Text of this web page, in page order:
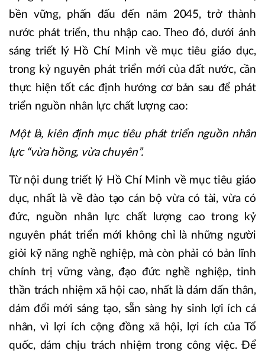
bền vững, phấn đấu đến năm 2045, trở thành
nước phát triển, thu nhập cao. Theo đó, dưới ánh
sáng triết lý Hồ Chí Minh về mục tiêu giáo dục,
trong kỷ nguyên phát triển mới của đất nước, cần
thực hiện tốt các định hướng cơ bản sau để phát
triển nguồn nhân lực chất lượng cao:
Một là, kiên định mục tiêu phát triển nguồn nhân
lực “vừa hồng, vừa chuyên”.
Từ nội dung triết lý Hồ Chí Minh về mục tiêu giáo
dục, nhất là về đào tạo cán bộ vừa có tài, vừa có
đức, nguồn nhân lực chất lượng cao trong kỷ
nguyên phát triển mới không chỉ là những người
giỏi kỹ năng nghề nghiệp, mà còn phải có bản lĩnh
chính trị vững vàng, đạo đức nghề nghiệp, tinh
thần trách nhiệm xã hội cao, nhất là dám dấn thân,
dám đổi mới sáng tạo, sẵn sàng hy sinh lợi ích cá
nhân, vì lợi ích cộng đồng xã hội, lợi ích của Tổ
quốc, dám chịu trách nhiệm trong công việc. Để